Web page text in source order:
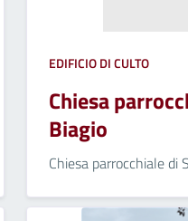
EDIFICIO DI CULTO
Chiesa
Biagio
Chiesa parrocchiale di